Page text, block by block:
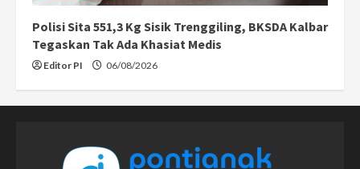
Polisi Sita 551,3 Kg Sisik Trenggiling, BKSDA Kalbar
Tegaskan Tak Ada Khasiat Medis
Editor PI 06/08/2026